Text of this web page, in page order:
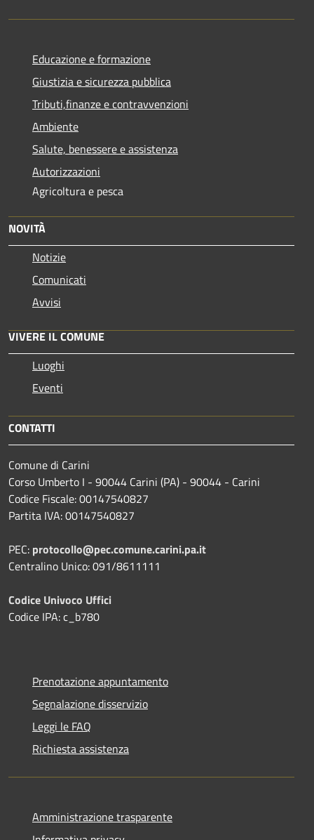
Educazione e formazione
Giustizia e sicurezza pubblica
Tributi,finanze e contravvenzioni
Ambiente
Salute, benessere e assistenza
Autorizzazioni
Agricoltura e pesca
NOVITÀ
Notizie
Comunicati
Avvisi
VIVERE IL COMUNE
Luoghi
Eventi
CONTATTI
Comune di Carini
Corso Umberto I - 90044 Carini (PA) - 90044 - Carini
Codice Fiscale: 00147540827
Partita IVA: 00147540827
PEC: protocollo@pec.comune.carini.pa.it
Centralino Unico: 091/8611111
Codice Univoco Uffici
Codice IPA: c_b780
Prenotazione appuntamento
Segnalazione disservizio
Leggi le FAQ
Richiesta assistenza
Amministrazione trasparente